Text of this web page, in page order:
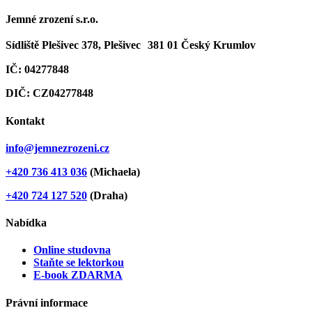
Jemné zrození s.r.o.
Sídliště Plešivec 378, Plešivec 381 01 Český Krumlov
IČ: 04277848
DIČ: CZ04277848
Kontakt
info@jemnezrozeni.cz
+420 736 413 036 (Michaela)
+420 724 127 520 (Draha)
Nabídka
Online studovna
Staňte se lektorkou
E-book ZDARMA
Právní informace